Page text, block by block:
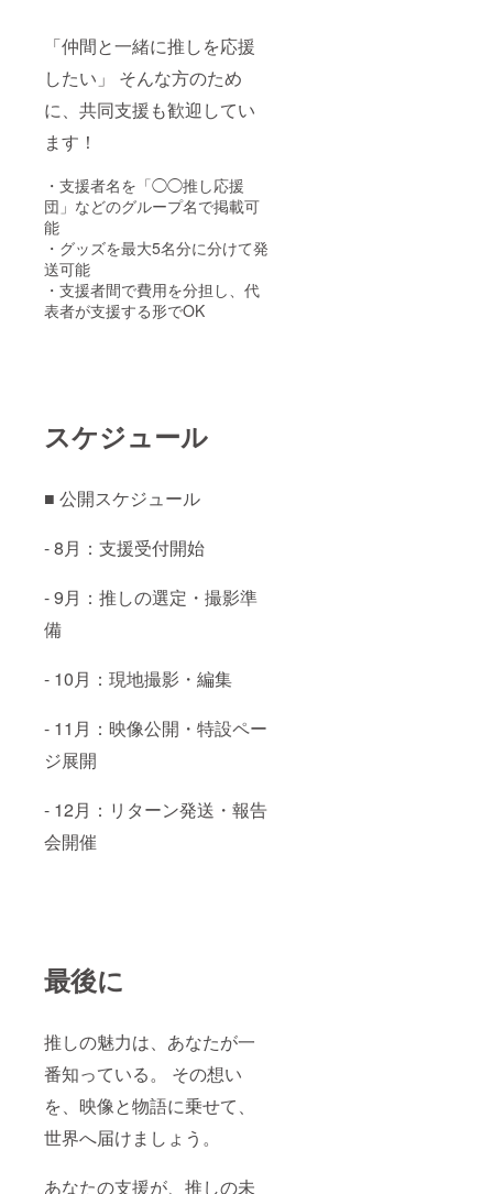
「仲間と一緒に推しを応援
したい」 そんな方のため
に、共同支援も歓迎してい
ます！
・支援者名を「◯◯推し応援
団」などのグループ名で掲載可
能
・グッズを最大5名分に分けて発
送可能
・支援者間で費用を分担し、代
表者が支援する形でOK
スケジュール
■ 公開スケジュール
- 8月：支援受付開始
- 9月：推しの選定・撮影準
備
- 10月：現地撮影・編集
- 11月：映像公開・特設ペー
ジ展開
- 12月：リターン発送・報告
会開催
最後に
推しの魅力は、あなたが一
番知っている。 その想い
を、映像と物語に乗せて、
世界へ届けましょう。
あなたの支援が、推しの未